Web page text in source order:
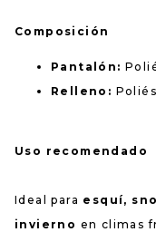
Composición
Pantalón:
Relleno:
Uso recomendado
Ideal para esquí,
invierno en climas